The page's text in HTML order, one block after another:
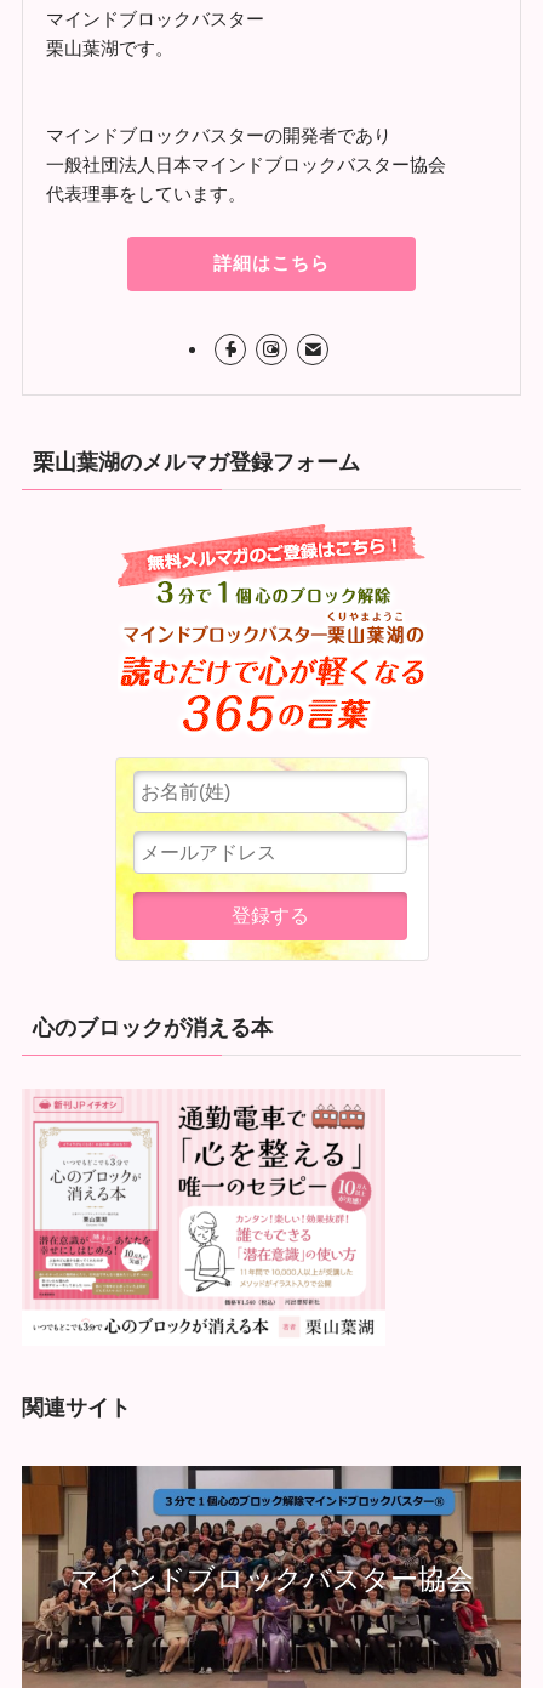
マインドブロックバスター
栗山葉湖です。
マインドブロックバスターの開発者であり
一般社団法人日本マインドブロックバスター協会
代表理事をしています。
詳細はこちら
栗山葉湖のメルマガ登録フォーム
心のブロックが消える本
関連サイト
マインドブロックバスター協会